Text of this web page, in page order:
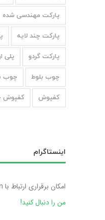
پارکت مهندسی شده
پارکت چند لایه
پارکت گردو پلی
چوب بلوط چوب
کفپوش کفپوش
اینستاگرام
امکان برقراری ارتباط با Instagram وجود ندارد.
من را دنبال کنید!